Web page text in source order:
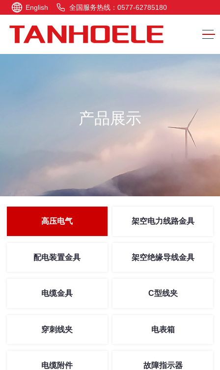
English 全国服务热线：0577-62785180
产品展示
高压电气 架空电力线路金具
配电装置金具 架空绝缘导线金具
电缆金具 C型线夹
穿刺线夹 电表箱
电缆附件 故障指示器